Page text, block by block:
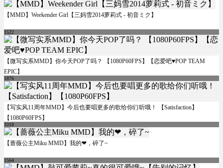
【MMD】Weekender Girl【三妈雪2014萝莉式 - 初音ミク】
1522
【微写实系MMD】你今天POP了吗？ 【1080P60FPS】【恋爱吧♥POP TEAM
EPIC】
1876
【写实风11周年MMD】今后也要唱更多的歌给你们听哦！ 【Satisfaction】
【1080P60FPS】
1018
【蔷薇公主Miku MMD】我的❤，碎了~
1564